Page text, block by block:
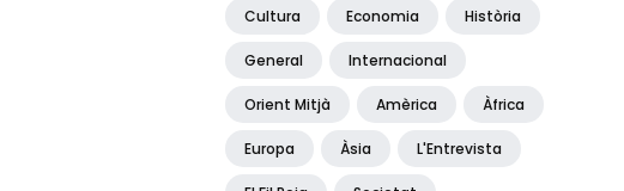
Cultura Economia Història
General Internacional
Orient Mitjà Amèrica Àfrica
Europa Àsia L'Entrevista